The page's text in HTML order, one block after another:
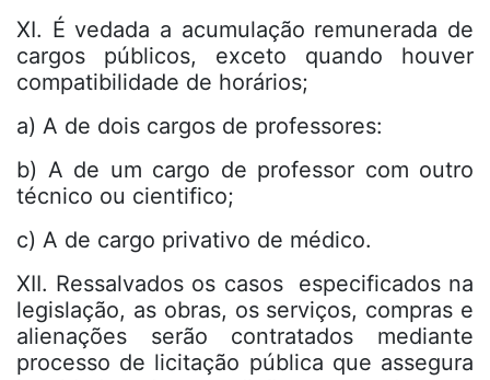
XI. É vedada a acumulação remunerada de
cargos públicos, exceto quando houver
compatibilidade de horários;
a) A de dois cargos de professores:
b) A de um cargo de professor com outro
técnico ou cientifico;
c) A de cargo privativo de médico.
XII. Ressalvados os casos especificados na
legislação, as obras, os serviços, compras e
alienações serão contratados mediante
processo de licitação pública que assegura